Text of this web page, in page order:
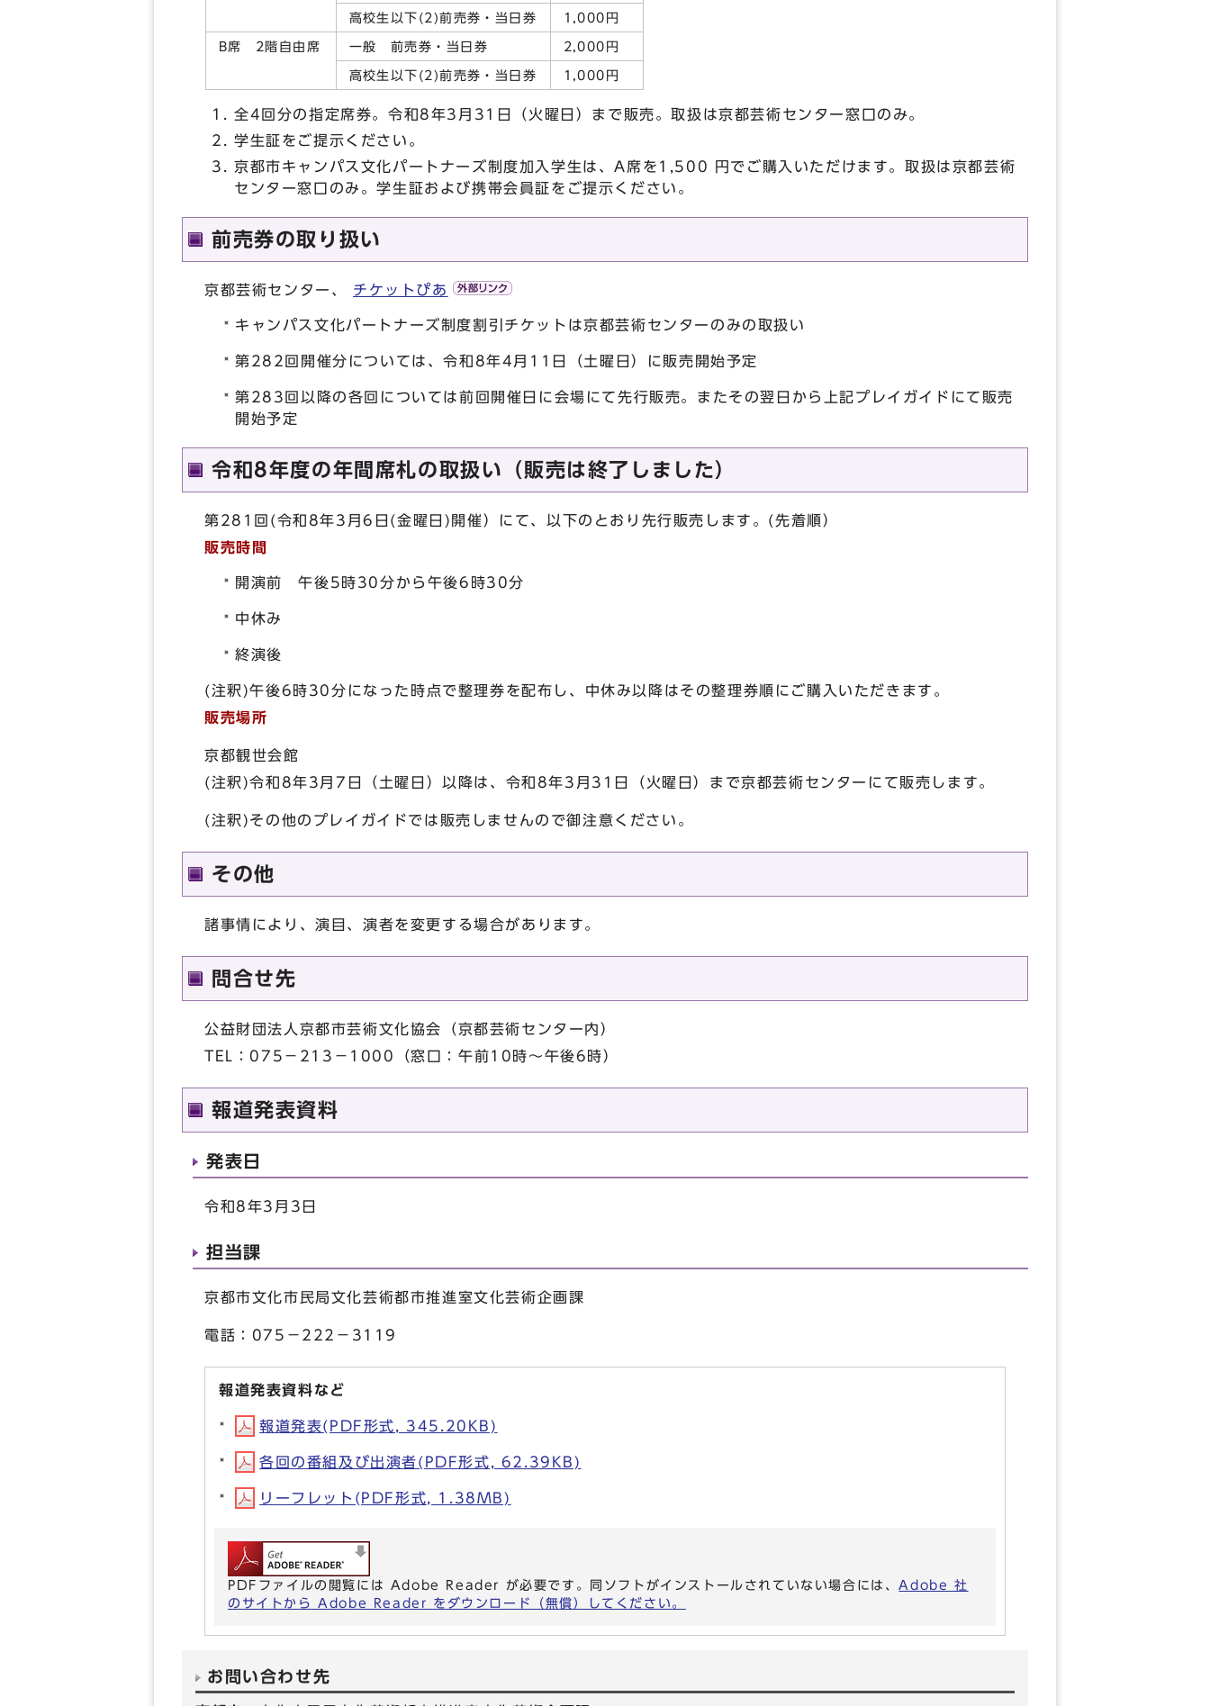
高校生以下(2)前売券・当日券 1,000円
B席 2階自由席 一般 前売券・当日券 2,000円
高校生以下(2)前売券・当日券 1,000円
全4回分の指定席券。令和8年3月31日（火曜日）まで販売。取扱は京都芸術センター窓口のみ。
学生証をご提示ください。
京都市キャンパス文化パートナーズ制度加入学生は、A席を1,500 円でご購入いただけます。取扱は京都芸術
センター窓口のみ。学生証および携帯会員証をご提示ください。
前売券の取り扱い
京都芸術センター、 チケットぴあ
キャンパス文化パートナーズ制度割引チケットは京都芸術センターのみの取扱い
第282回開催分については、令和8年4月11日（土曜日）に販売開始予定
第283回以降の各回については前回開催日に会場にて先行販売。またその翌日から上記プレイガイドにて販売
開始予定
令和8年度の年間席札の取扱い（販売は終了しました）
第281回(令和8年3月6日(金曜日)開催）にて、以下のとおり先行販売します。(先着順）
販売時間
開演前 午後5時30分から午後6時30分
中休み
終演後
(注釈)午後6時30分になった時点で整理券を配布し、中休み以降はその整理券順にご購入いただきます。
販売場所
京都観世会館
(注釈)令和8年3月7日（土曜日）以降は、令和8年3月31日（火曜日）まで京都芸術センターにて販売します。
(注釈)その他のプレイガイドでは販売しませんので御注意ください。
その他
諸事情により、演目、演者を変更する場合があります。
問合せ先
公益財団法人京都市芸術文化協会（京都芸術センター内）
TEL：075－213－1000（窓口：午前10時～午後6時）
報道発表資料
発表日
令和8年3月3日
担当課
京都市文化市民局文化芸術都市推進室文化芸術企画課
電話：075－222－3119
報道発表資料など
報道発表(PDF形式, 345.20KB)
各回の番組及び出演者(PDF形式, 62.39KB)
リーフレット(PDF形式, 1.38MB)
PDFファイルの閲覧には Adobe Reader が必要です。同ソフトがインストールされていない場合には、 Adobe 社
のサイトから Adobe Reader をダウンロード（無償）してください。
お問い合わせ先